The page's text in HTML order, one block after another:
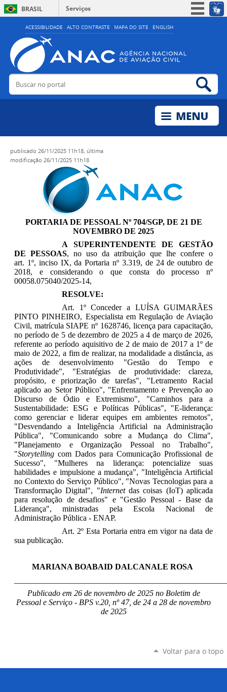
ACESSIBILIDADE ALTO CONTRASTE MAPA DO SITE ENGLISH
BRASIL
Serviços
Simplifique!
Acesso à informação
Legislação
Buscar no portal
publicado 26/11/2025 11h18, última
modificação 26/11/2025 11h18
PORTARIA DE PESSOAL Nº 704/SGP, DE 21 DE
NOVEMBRO DE 2025
A SUPERINTENDENTE DE GESTÃO
DE PESSOAS, no uso da atribuição que lhe confere o
art. 1º, inciso IX, da Portaria nº 3.319, de 24 de outubro de
2018, e considerando o que consta do processo nº
00058.075040/2025-14,
RESOLVE:
Art. 1º Conceder a LUÍSA GUIMARÃES
PINTO PINHEIRO, Especialista em Regulação de Aviação
Civil, matrícula SIAPE nº 1628746, licença para capacitação,
no período de 5 de dezembro de 2025 a 4 de março de 2026,
referente ao período aquisitivo de 2 de maio de 2017 a 1º de
maio de 2022, a fim de realizar, na modalidade a distância, as
ações de desenvolvimento "Gestão do Tempo e
Produtividade", "Estratégias de produtividade: clareza,
propósito, e priorização de tarefas", "Letramento Racial
aplicado ao Setor Público", "Enfrentamento e Prevenção ao
Discurso de Ódio e Extremismo", "Caminhos para a
Sustentabilidade: ESG e Políticas Públicas", "E-liderança:
como gerenciar e liderar equipes em ambientes remotos",
"Desvendando a Inteligência Artificial na Administração
Pública", "Comunicando sobre a Mudança do Clima",
"Planejamento e Organização Pessoal no Trabalho",
"Storytelling com Dados para Comunicação Profissional de
Sucesso", "Mulheres na liderança: potencialize suas
habilidades e impulsione a mudança", "Inteligência Artificial
no Contexto do ServiçoPúblico", "Novas Tecnologias para a
Transformação Digital", "Internetdas coisas (IoT) aplicada
para resolução de desafios" e "Gestão Pessoal - Base da
Liderança", ministradas pela Escola Nacional de
Administração Pública - ENAP.
Art. 2º Esta Portaria entra em vigor na data de
sua publicação.
MARIANA BOABAID DALCANALE ROSA
Publicado em 26 de novembro de 2025 no Boletim de
Pessoal e Serviço - BPS v.20, nº 47, de 24 a 28 de novembro
de 2025
Voltar para o topo